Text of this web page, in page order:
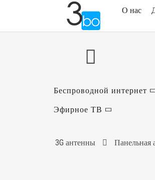
О нас
Беспроводной интернет
Эфирное ТВ
3G антенны Панельная